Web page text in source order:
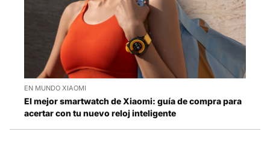
EN MUNDO XIAOMI
El mejor smartwatch de Xiaomi: guía de compra para
acertar con tu nuevo reloj inteligente